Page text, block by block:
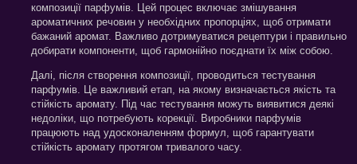
композиції парфумів. Цей процес включає змішування
ароматичних речовин у необхідних пропорціях, щоб отримати
бажаний аромат. Важливо дотримуватися рецептури і правильно
добирати компоненти, щоб гармонійно поєднати їх між собою.
Далі, після створення композиції, проводиться тестування
парфумів. Це важливий етап, на якому визначається якість та
стійкість аромату. Під час тестування можуть виявитися деякі
недоліки, що потребують корекції. Виробники парфумів
працюють над удосконаленням формул, щоб гарантувати
стійкість аромату протягом тривалого часу.